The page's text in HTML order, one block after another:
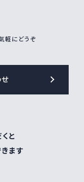
軽にどうぞ
と
ます